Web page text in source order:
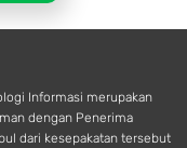
Informasi merupakan
dengan Penerima
dari kesepakatan tersebut